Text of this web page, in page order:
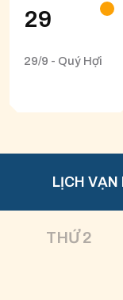
29
29/9 - Quý Hợi
LỊCH
THỨ 2